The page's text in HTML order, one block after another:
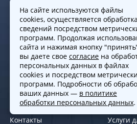
Продвижение сайтовс
поведенческих
Меню
Команда
Контакты
Услуги
Услуги
На сайте используются файлы
cookies, осуществляется обработка
сведений посредством
программ. Продолжая
сайта и нажимая кнопку
вы даете свое согласие на
персональных данных в файлах
cookies и посредством
программ. Подробности об
ваших данных — в политике
обработки персональных данных.